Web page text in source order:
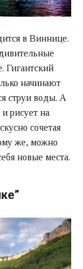
в Виннице.
Гигантский
начинают
струи воды. А
рисует на
сочетая
же, можно
новые места.